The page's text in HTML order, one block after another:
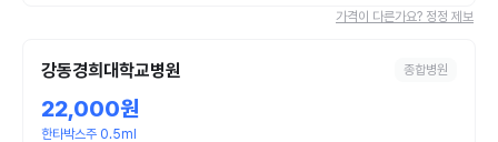
가격이 다른가요? 정정 제보
강동경희대학교병원 종합병원
22,000원
한타박스주 0.5ml